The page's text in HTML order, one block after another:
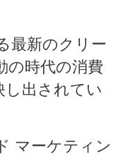
最新のクリー
の時代の消費
し出されてい
マーケティン